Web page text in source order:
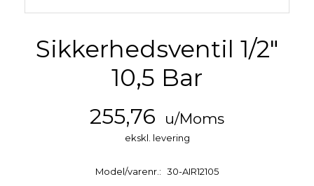
Sikkerhedsventil 1/2"
10,5 Bar
255,76 u/Moms
ekskl. levering
Model/varenr.: 30-AIR12105